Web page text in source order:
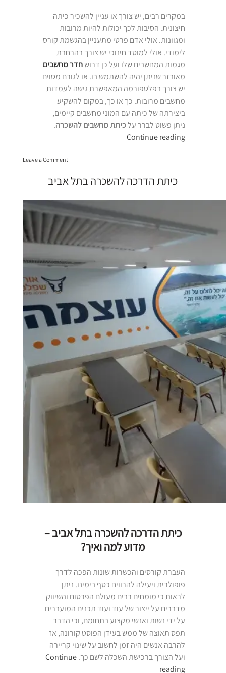
במקרים רבים, יש צורך או עניין להשכיר כיתה
חיצונית. הסיבות לכך יכולות להיות מרובות
ומגוונות. אולי אדם פרטי מתעניין בהגשמת קורס
לימודי. אולי למוסד חינוכי יש צורך בהרחבת
מגמות המחשבים שלו ועל כן דרוש חדר מחשבים
מאובזר שניתן יהיה להשתמש בו. או לגורם מסוים
יש צורך בפלטפורמה המאפשרת גישה לעמדות
מחשבים מרובות. כך או כך, במקום להשקיע
ביצירתה של כיתה עם המוני מחשבים קיימים,
ניתן פשוט לברר עלכיתת מחשבים להשכרה.
Continue reading“כיתת
Leave a Commenton
מחשבים
להשכרה
כיתת הדרכה להשכרה בתל אביב
כיתת הדרכה להשכרה בתל אביב –
מדוע למה ואיך?
העברת קורסים והכשרות שונות הפכה לדרך
פופולרית ויעילה להרוויח כסף בימינו. ניתן
לראות כי מומחים רבים מעולם הפרסום והשיווק
מדברים על ייצור של עוד ועוד תכנים המועברים
על ידי נשות ואנשי מקצוע בתחומם, וכי הדבר
תפס תאוצה של ממש בעידן הפוסט קורונה, אז
להרבה אנשים היה זמן לחשוב על שינוי קריירה
ועל הצורך ברכישת השכלה לשם כך. Continue
reading“כיתת